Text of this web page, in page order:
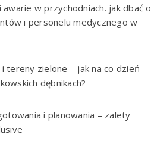
awarie w przychodniach. jak dbać o
i personelu medycznego w
tereny zielone – jak na co dzień
dębnikach?
i planowania – zalety